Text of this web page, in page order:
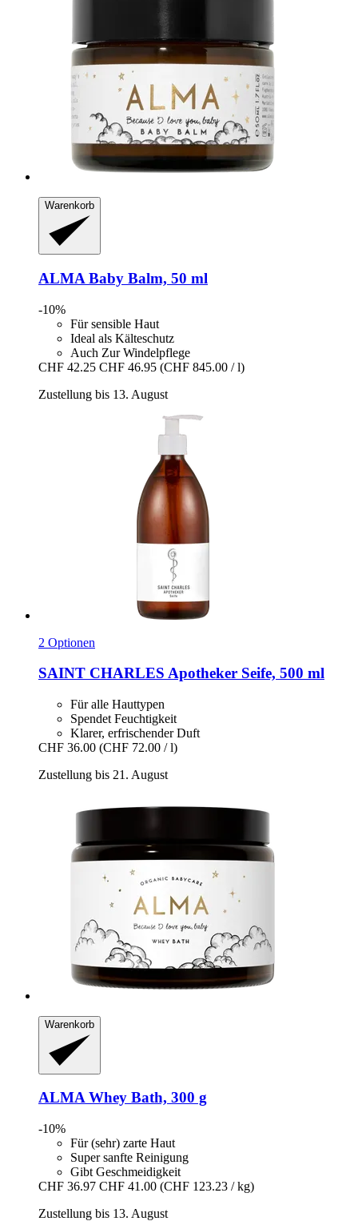
Warenkorb
ALMA Baby Balm, 50 ml
-10%
Für sensible Haut
Ideal als Kälteschutz
Auch Zur Windelpflege
CHF 42.25 CHF 46.95 (CHF 845.00 / l)
Zustellung bis 13. August
2 Optionen
SAINT CHARLES Apotheker Seife, 500 ml
Für alle Hauttypen
Spendet Feuchtigkeit
Klarer, erfrischender Duft
CHF 36.00 (CHF 72.00 / l)
Zustellung bis 21. August
Warenkorb
ALMAWhey Bath, 300 g
-10%
Für (sehr) zarte Haut
Super sanfte Reinigung
Gibt Geschmeidigkeit
CHF 36.97 CHF 41.00 (CHF 123.23 / kg)
Zustellung bis 13. August